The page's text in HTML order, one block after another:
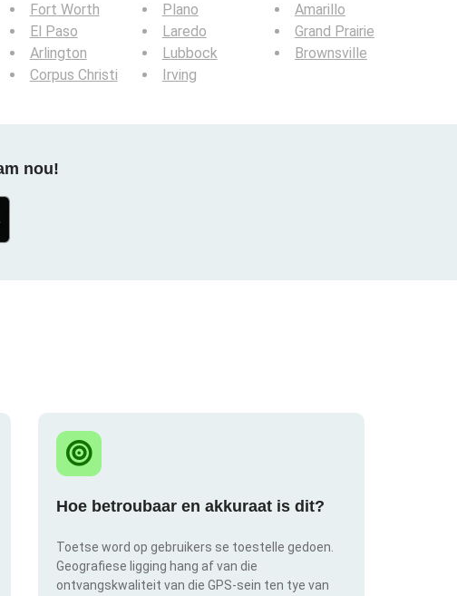
Fort Worth
El Paso
Arlington
Corpus Christi
Plano
Laredo
Lubbock
Irving
Amarillo
Grand Prairie
Brownsville
nou!
Hoe betroubaar en akkuraat is dit?
Toetse word op gebruikers se toestelle gedoen.
Geografiese ligging hang af van die
ontvangskwaliteit van die GPS-sein ten tye van